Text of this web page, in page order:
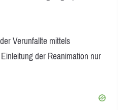
Verunfallte mittels
der Reanimation nur